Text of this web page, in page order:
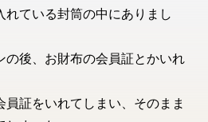
れている封筒の中にありまし
の後、お財布の会員証とかいれ
員証をいれてしまい、そのまま